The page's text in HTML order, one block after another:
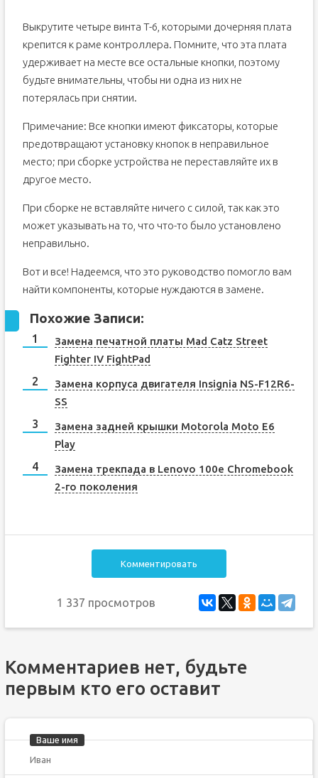
Выкрутите четыре винта T-6, которыми дочерняя плата
крепится к раме контроллера. Помните, что эта плата
удерживает на месте все остальные кнопки, поэтому
будьте внимательны, чтобы ни одна из них не
потерялась при снятии.
Примечание: Все кнопки имеют фиксаторы, которые
предотвращают установку кнопок в неправильное
место; при сборке устройства не переставляйте их в
другое место.
При сборке не вставляйте ничего с силой, так как это
может указывать на то, что что-то было установлено
неправильно.
Вот и все! Надеемся, что это руководство помогло вам
найти компоненты, которые нуждаются в замене.
Похожие Записи:
Замена печатной платы Mad Catz Street
Fighter IV FightPad
Замена корпуса двигателя Insignia NS-F12R6-
SS
Замена задней крышки Motorola Moto E6
Play
Замена трекпада в Lenovo 100e Chromebook
2-го поколения
Комментировать
1 337 просмотров
Комментариев нет, будьте
первым кто его оставит
Ваше имя